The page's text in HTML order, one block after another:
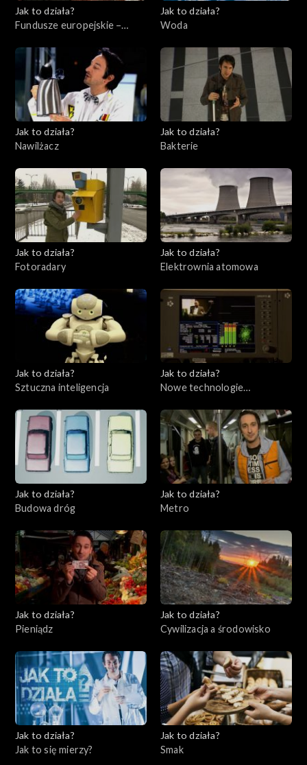
Jak to działa?
Fundusze europejskie –
Jak to działa?
Woda
Jak to działa?
Nawilżacz
Jak to działa?
Bakterie
Jak to działa?
Fotoradary
Jak to działa?
Elektrownia atomowa
Jak to działa?
Sztuczna inteligencja
Jak to działa?
Nowe technologie
Jak to działa?
Budowa dróg
Jak to działa?
Metro
Jak to działa?
Pieniądz
Jak to działa?
Cywilizacja a środowisko
Jak to działa?
Jak to się mierzy?
Jak to działa?
Smak